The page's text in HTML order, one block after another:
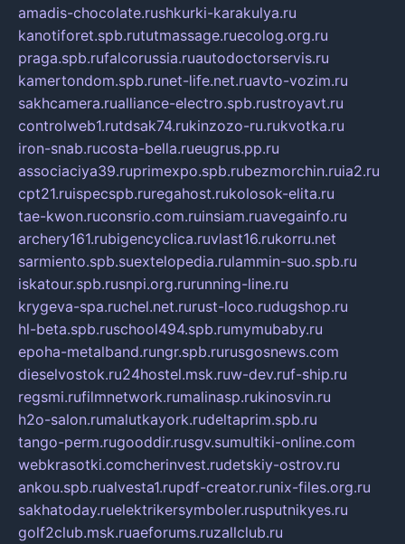
amadis-chocolate.rushkurki-karakulya.ru
kanotiforet.spb.rututmassage.ruecolog.org.ru
praga.spb.rufalcorussia.ruautodoctorservis.ru
kamertondom.spb.runet-life.net.ruavto-vozim.ru
sakhcamera.rualliance-electro.spb.rustroyavt.ru
controlweb1.rutdsak74.rukinzozo-ru.rukvotka.ru
iron-snab.rucosta-bella.rueugrus.pp.ru
associaciya39.ruprimexpo.spb.rubezmorchin.ruia2.ru
cpt21.ruispecspb.ruregahost.rukolosok-elita.ru
tae-kwon.ruconsrio.com.ruinsiam.ruavegainfo.ru
archery161.rubigencyclica.ruvlast16.rukorru.net
sarmiento.spb.suextelopedia.rulammin-suo.spb.ru
iskatour.spb.rusnpi.org.rurunning-line.ru
krygeva-spa.ruchel.net.rurust-loco.rudugshop.ru
hl-beta.spb.ruschool494.spb.rumymubaby.ru
epoha-metalband.rungr.spb.rurusgosnews.com
dieselvostok.ru24hostel.msk.ruw-dev.ruf-ship.ru
regsmi.rufilmnetwork.rumalinasp.rukinosvin.ru
h2o-salon.rumalutkayork.rudeltaprim.spb.ru
tango-perm.rugooddir.rusgv.sumultiki-online.com
webkrasotki.comcherinvest.rudetskiy-ostrov.ru
ankou.spb.rualvesta1.rupdf-creator.runix-files.org.ru
sakhatoday.ruelektrikersymboler.rusputnikyes.ru
golf2club.msk.ruaeforums.ruzallclub.ru